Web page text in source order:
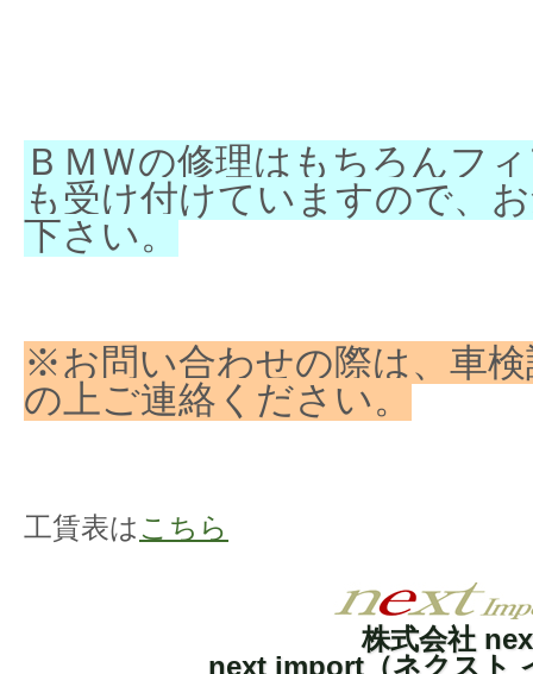
ＢＭＷの修理はもちろんフ
も受け付けていますので、
下さい。
※お問い合わせの際は、車
の上ご連絡ください。
工賃表は こちら
株式会社
next import（ネクスト